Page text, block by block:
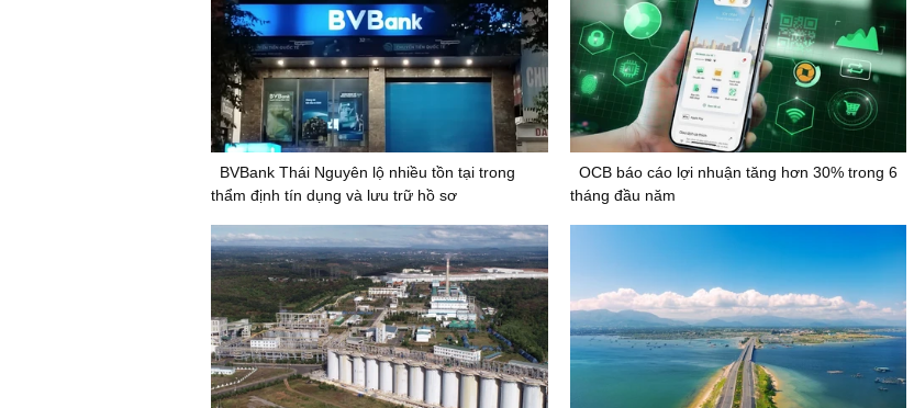
BVBank Thái Nguyên lộ nhiều tồn tại trong
thẩm định tín dụng và lưu trữ hồ sơ
OCB báo cáo lợi nhuận tăng hơn 30% trong 6
tháng đầu năm